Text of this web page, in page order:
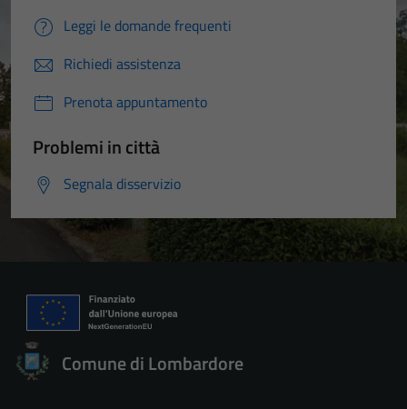
Leggi le domande frequenti
Richiedi assistenza
Prenota appuntamento
Problemi in città
Segnala disservizio
Comune di Lombardore